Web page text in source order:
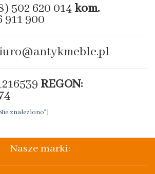
502 620 014 kom.
911 900
REGON:
znaleziono"]
Nasze marki: